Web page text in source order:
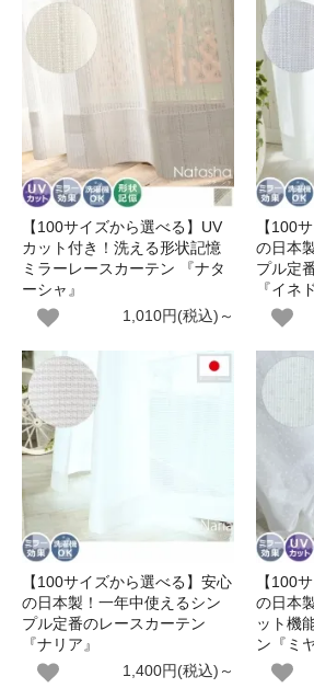
【100サイズから選べる】UV
カット付き！洗える形状記憶
ミラーレースカーテン 『ナタ
ーシャ』
1,010円(税込)～
【100
の日本
プル定
『イネ
【100サイズから選べる】安心
の日本製！一年中使えるシン
プル定番のレースカーテン
『ナリア』
1,400円(税込)～
【100
の日本
ット機
ン『ミ